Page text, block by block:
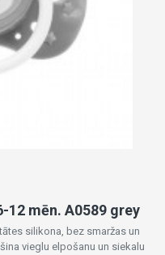
12 mēn. A0589 grey
silikona, bez smaržas un
vieglu elpošanu un siekalu